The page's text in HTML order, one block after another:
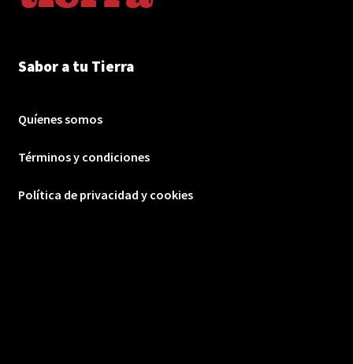
Sabor a tu Tierra
Quíenes somos
Términos y condiciones
Política de privacidad y cookies